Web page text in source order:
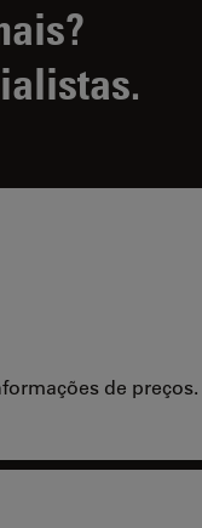
de preços.